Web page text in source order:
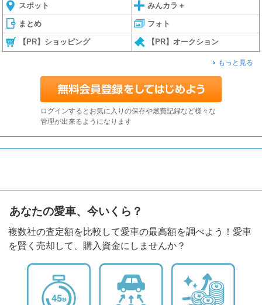
スポット みんカラ＋
まとめ フォト
【PR】ショッピング 【PR】オークション
もっと見る
ログインするとお気に入りの保存や燃費記録など様々な
管理が出来るようになります
あなたの愛車、今いくら？
複数社の査定額を比較して愛車の最高額を調べよう！愛車
を賢く売却して、購入資金にしませんか？